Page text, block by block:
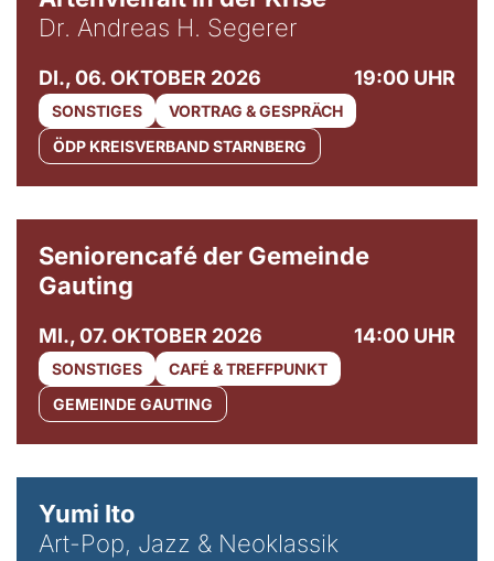
Dr. Andreas H. Segerer
DI., 06. OKTOBER 2026 19:00 UHR
SONSTIGES
VORTRAG & GESPRÄCH
ÖDP KREISVERBAND STARNBERG
Seniorencafé der Gemeinde
Gauting
MI., 07. OKTOBER 2026 14:00 UHR
SONSTIGES
CAFÉ & TREFFPUNKT
GEMEINDE GAUTING
Yumi Ito
Art-Pop, Jazz & Neoklassik